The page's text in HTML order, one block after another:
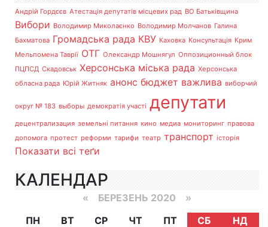
Андрій Гордєєв Атестація депутатів місцевих рад ВО Батьківщина
Вибори Володимир Миколаєнко Володимир Молчанов Галина
Бахматова Громадська рада КВУ Каховка Консультація Крим
Мельпомена Таврії ОТГ Олександр Мошнягул Оппозиционный блок
ПЦПСД Скадовськ Херсонська міська рада Херсонська
обласна рада Юрій Житняк анонс бюджет важлива виборчий
округ № 183 выборы демократія участі депутати
децентрализация земельні питання кино медиа мониторинг правова
допомога протест реформи тарифи театр транспорт історія
Показати всі теґи
КАЛЕНДАР
« БЕРЕЗЕНЬ 2020 »
ПН
ВТ СР ЧТ ПТ СБ
НД